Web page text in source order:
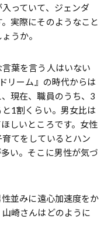
っていて、ジェンダ
実際にそのようなこと
うか。
葉を言う人はいない
リーム』の時代からは
現在、職員のうち、3
1割くらい。男女比は
しいところです。女性
てをしているとハン
い。そこに男性が気づ
性並みに遠心加速度をか
崎さんはどのように